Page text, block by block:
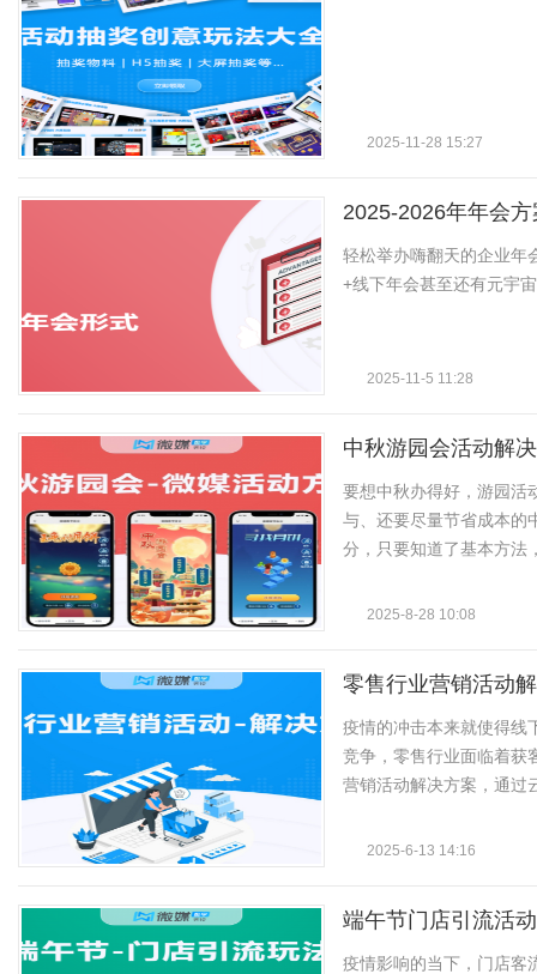
数
字
会
2025-11-28 15:27
2025-2026年年会方
轻松举办嗨翻天的企业年
+线下年会甚至还有元宇
2025-11-5 11:28
中秋游园会活动解
要想中秋办得好，游园活
与、还要尽量节省成本的
分，只要知道了基本方法
2025-8-28 10:08
零售行业营销活动
疫情的冲击本来就使得线
竞争，零售行业面临着获
营销活动解决方案，通过
2025-6-13 14:16
端午节门店引流活
疫情影响的当下，门店客